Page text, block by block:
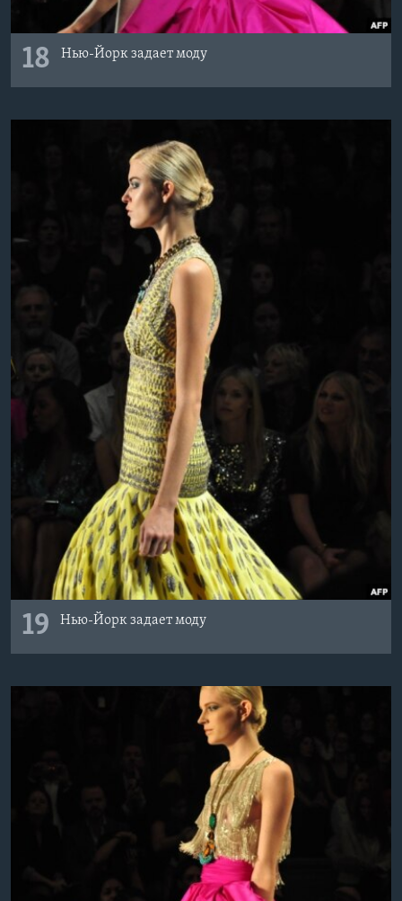
18 Нью-Йорк задает моду
19 Нью-Йорк задает моду